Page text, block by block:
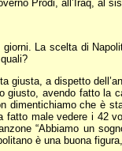
Prodi, all’Iraq, al
La scelta di
giusta, a dispetto
giusto, avendo fatto la
dimentichiamo che è
fatto male vedere i 42
“Abbiamo un
è una buona